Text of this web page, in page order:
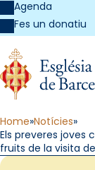
Agenda
Fes un donatiu
Home Notícies
Els preveres joves
fruits de la visita